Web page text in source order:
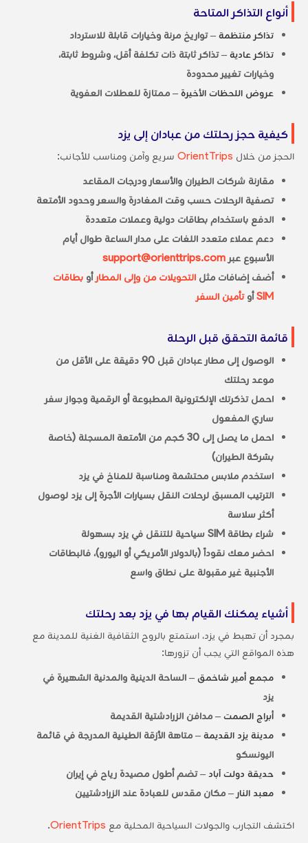
أنواع التذاكر المتاحة
تذاكر منتظمة– تواريخ مرنة وخيارات قابلة للاسترداد
تذاكر عادية– تذاكر ثابتة ذات تكلفة أقل، وشروط ثابتة،
وخيارات تغيير محدودة
عروض اللحظات الأخيرة– ممتازة للعطلات العفوية
كيفية حجز رحلتك من عبادان إلى يزد
الحجز من خلال OrientTripsسريع وآمن ومناسب للأجانب:
مقارنة شركات الطيران والأسعار ودرجات المقاعد
تصفية الرحلات حسب وقت المغادرة والسعر وحدود الأمتعة
الدفع باستخدام بطاقات دولية وعملات متعددة
دعم عملاء متعدد اللغات على مدار الساعة طوال أيام
الأسبوع عبر support@orienttrips.com
أضف إضافات مثل التحويلات من وإلى المطار أو بطاقات
SIMأوتأمين السفر
قائمة التحقق قبل الرحلة
الوصول إلى مطار عبادان قبل 90 دقيقة على الأقل من
موعد رحلتك
احمل تذكرتك الإلكترونية المطبوعة أو الرقمية وجواز سفر
ساري المفعول
احمل ما يصل إلى 30 كجم من الأمتعة المسجلة (خاصة
بشركة الطيران)
استخدم ملابس محتشمة ومناسبة للمناخ في يزد
الترتيب المسبق لرحلات النقل بسيارات الأجرة إلى يزد لوصول
أكثر سلاسة
شراء بطاقة SIM سياحية للتنقل في يزد بسهولة
احضر معك نقوداً (بالدولار الأمريكي أو اليورو)، فالبطاقات
الأجنبية غير مقبولة على نطاق واسع
أشياء يمكنك القيام بها في يزد بعد رحلتك
بمجرد أن تهبط في يزد، استمتع بالروح الثقافية الغنية للمدينة مع
هذه المواقع التي يجب أن تزورها:
مجمع أمير شاخمق– الساحة الدينية والمدنية الشهيرة في
يزد
أبراج الصمت– مدافن الزرادشتية القديمة
مدينة يزد القديمة– متاهة الأزقة الطينية المدرجة في قائمة
اليونسكو
حديقة دولت آباد– تضم أطول مصيدة رياح في إيران
معبد النار – مكان مقدس للعبادة عند الزرادشتيين
اكتشف التجارب والجولات السياحية المحلية مع OrientTrips
.